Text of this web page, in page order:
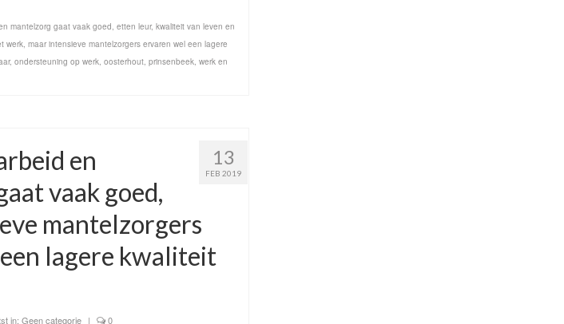
mantelzorg gaat vaak goed, etten leur, kwaliteit van leven en
werk, maar intensieve mantelzorgers ervaren wel een lagere
, ondersteuning op werk, oosterhout, prinsenbeek, werk en
13
FEB 2019
en
vaak goed,
mantelzorgers
lagere kwaliteit
in: Geen categorie | 0